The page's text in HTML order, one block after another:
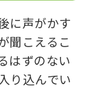
に声がかす
聞こえるこ
はずのない
り込んでい